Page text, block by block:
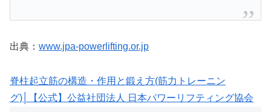
出典： www.jpa-powerlifting.or.jp
脊柱起立筋の構造・作用と鍛え方(筋力トレーニン
グ)│【公式】公益社団法人 日本パワーリフティング協会